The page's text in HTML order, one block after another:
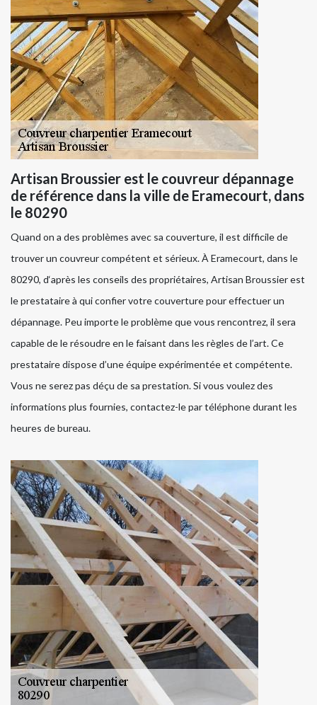
Artisan Broussier est le couvreur dépannage
de référence dans la ville de Eramecourt, dans
le 80290
Quand on a des problèmes avec sa couverture, il est difficile de
trouver un couvreur compétent et sérieux. À Eramecourt, dans le
80290, d‘après les conseils des propriétaires, Artisan Broussier est
le prestataire à qui confier votre couverture pour effectuer un
dépannage. Peu importe le problème que vous rencontrez, il sera
capable de le résoudre en le faisant dans les règles de l’art. Ce
prestataire dispose d’une équipe expérimentée et compétente.
Vous ne serez pas déçu de sa prestation. Si vous voulez des
informations plus fournies, contactez-le par téléphone durant les
heures de bureau.